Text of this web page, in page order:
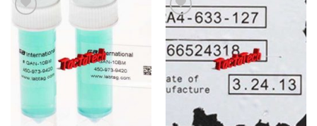
افزودن
به
علاقه
مندی
ها
افزودن
علاقه
مندی
ها